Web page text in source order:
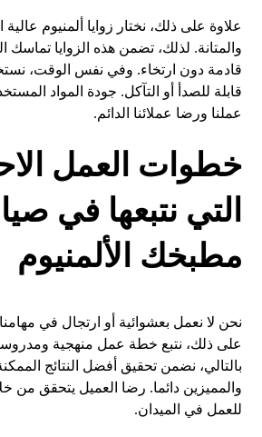
علاوة على ذلك، نختار زوايا ألمنيوم عالية
والمتانة. لذلك، تضمن هذه الزوايا تماسك
قادمة دون ارتخاء. وفي نفس الوقت،
قابلة للصدأ أو التآكل. جودة المواد
عملنا ورضا عملائنا الدائم.
خطوات العمل
التي نتبعها في
مطبخك الألمنيوم
نحن لا نعمل بعشوائية أو ارتجال في مهامنا
على ذلك، نتبع خطة عمل منهجية ومدروسة
بالتالي، نضمن تحقيق أفضل النتائج الممكنة
والمميزين دائما. رضا العميل يتحقق من
للعمل في الميدان.